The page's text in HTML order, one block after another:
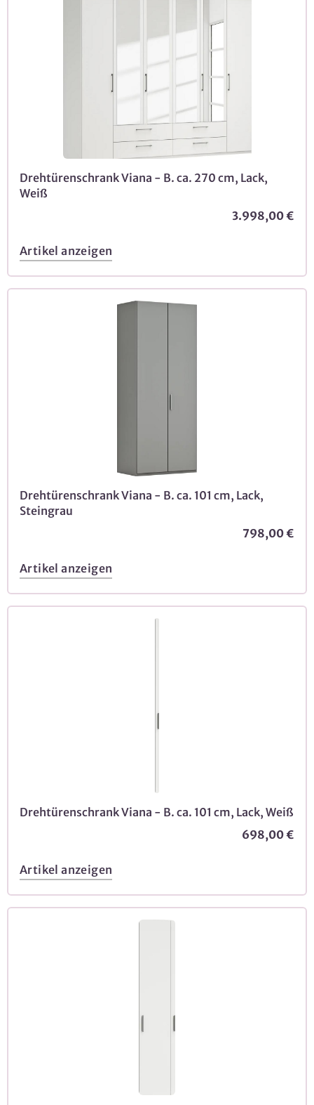
Drehtürenschrank Viana - B. ca. 270 cm, Lack,
Weiß
3.998,00 €
Artikel anzeigen
Drehtürenschrank Viana - B. ca. 101 cm, Lack,
Steingrau
798,00 €
Artikel anzeigen
Drehtürenschrank Viana - B. ca. 101 cm, Lack, Weiß
698,00 €
Artikel anzeigen